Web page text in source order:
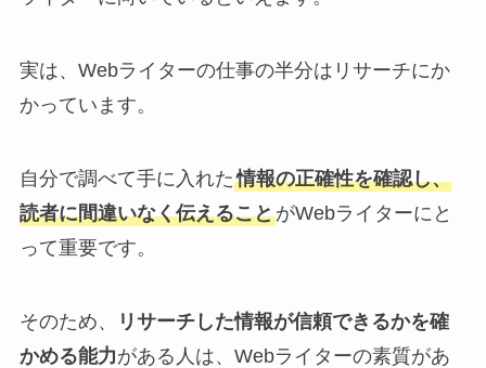
実は、Webライターの仕事の半分はリサーチにか
かっています。
自分で調べて手に入れた情報の正確性を確認し、
読者に間違いなく伝えることがWebライターにと
って重要です。
そのため、
リサーチした情報が信頼できるかを確
かめる能力がある人は、Webライターの素質があ